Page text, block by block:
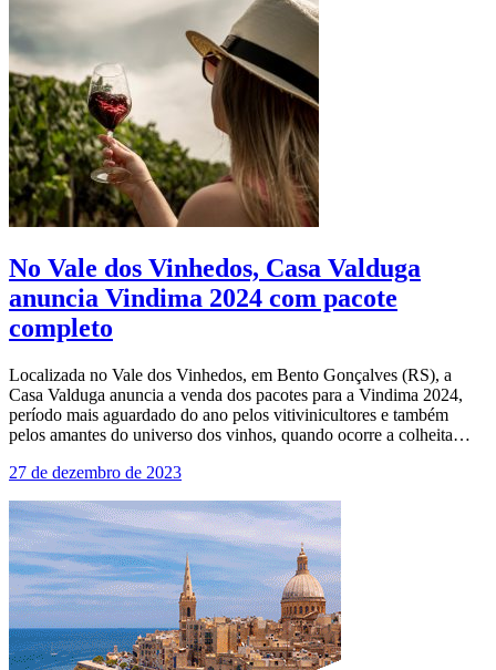
No Vale dos Vinhedos, Casa Valduga
anuncia Vindima 2024 com pacote
completo
Localizada no Vale dos Vinhedos, em Bento Gonçalves (RS), a
Casa Valduga anuncia a venda dos pacotes para a Vindima 2024,
período mais aguardado do ano pelos vitivinicultores e também
pelos amantes do universo dos vinhos, quando ocorre a colheita…
27 de dezembro de 2023